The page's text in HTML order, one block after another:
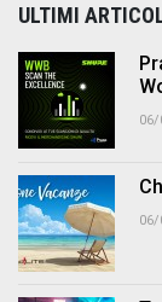
ULTIMI
06/
06/